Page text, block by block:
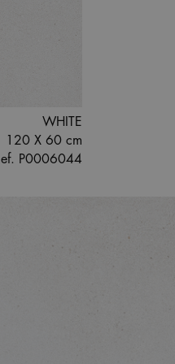
WHITE
120 X 60 cm
P0006044